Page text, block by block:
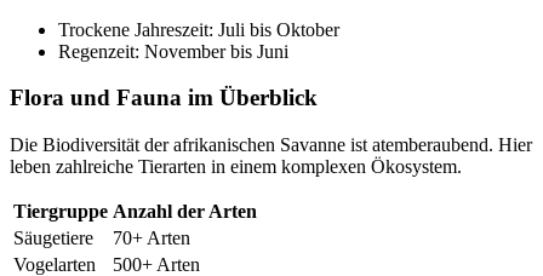
Trockene Jahreszeit: Juli bis Oktober
Regenzeit: November bis Juni
Flora und Fauna im Überblick
Die Biodiversität der afrikanischen Savanne ist atemberaubend. Hier
leben zahlreiche Tierarten in einem komplexen Ökosystem.
Tiergruppe Anzahl der Arten
Säugetiere
70+ Arten
Vogelarten
500+ Arten